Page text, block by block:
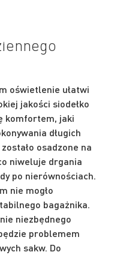
oświetlenie ułatwi
jakości siodełko
komfortem, jaki
długich
osadzone na
niweluje drgania
po nierównościach.
nie mogło
bagażnika.
niezbędnego
problemem
sakw. Do